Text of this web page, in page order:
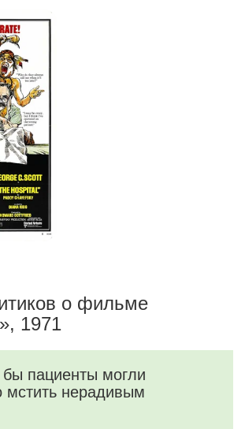
о фильме
1971
пациенты могли
мстить нерадивым